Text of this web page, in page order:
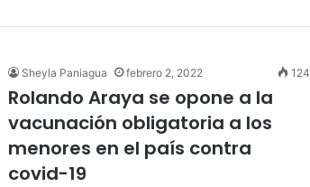
Sheyla Paniagua febrero 2, 2022 124
Rolando Araya se opone a la
vacunación obligatoria a los
menores en el país contra
covid-19